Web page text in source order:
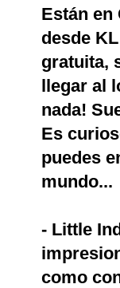
Están en
desde
gratuita,
llegar al
nada!
Es
puedes
mundo...
- Little
como